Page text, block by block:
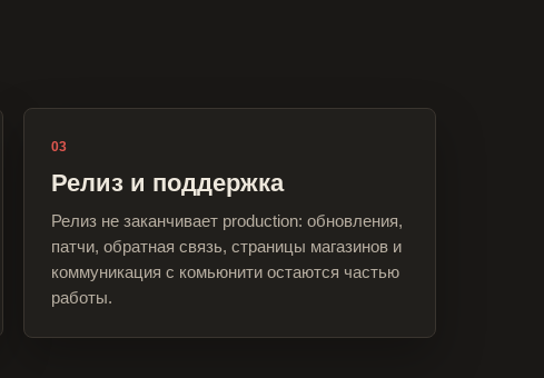
03
Релиз и поддержка
Релиз не заканчивает production: обновления,
патчи, обратная связь, страницы магазинов и
коммуникация с комьюнити остаются частью
работы.